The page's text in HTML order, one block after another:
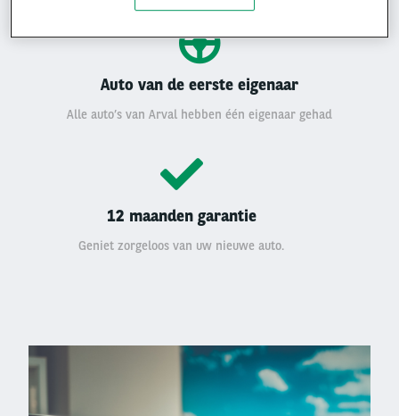
Auto van de eerste eigenaar
Alle auto’s van Arval hebben één eigenaar gehad
12 maanden garantie
Geniet zorgeloos van uw nieuwe auto.
Left